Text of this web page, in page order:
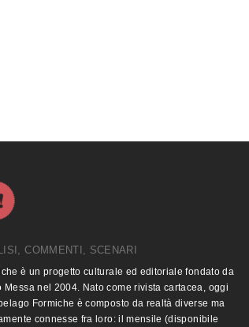
COMMENTI, SCENARI
è un progetto culturale ed editoriale fondato da
Messa nel 2004. Nato come rivista cartacea, oggi
Formiche è composto da realtà diverse ma
connesse fra loro: il mensile (disponibile